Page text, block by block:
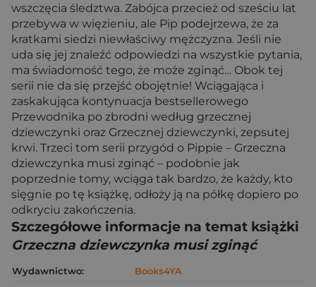
wszczęcia śledztwa. Zabójca przecież od sześciu lat
przebywa w więzieniu, ale Pip podejrzewa, że za
kratkami siedzi niewłaściwy mężczyzna. Jeśli nie
uda się jej znaleźć odpowiedzi na wszystkie pytania,
ma świadomość tego, że może zginąć… Obok tej
serii nie da się przejść obojętnie! Wciągająca i
zaskakująca kontynuacja bestsellerowego
Przewodnika po zbrodni według grzecznej
dziewczynki oraz Grzecznej dziewczynki, zepsutej
krwi. Trzeci tom serii przygód o Pippie – Grzeczna
dziewczynka musi zginąć – podobnie jak
poprzednie tomy, wciąga tak bardzo, że każdy, kto
sięgnie po tę książkę, odłoży ją na półkę dopiero po
odkryciu zakończenia.
Szczegółowe informacje na temat książki
Grzeczna dziewczynka musi zginąć
Wydawnictwo:
Books4YA